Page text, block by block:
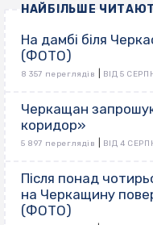
НАЙБІЛЬШЕ
На дамбі біля
(ФОТО)
8 357 переглядів ВІД 5
Черкащан
коридор»
5 897 переглядів ВІД 4
Після понад
на Черкащину
(ФОТО)